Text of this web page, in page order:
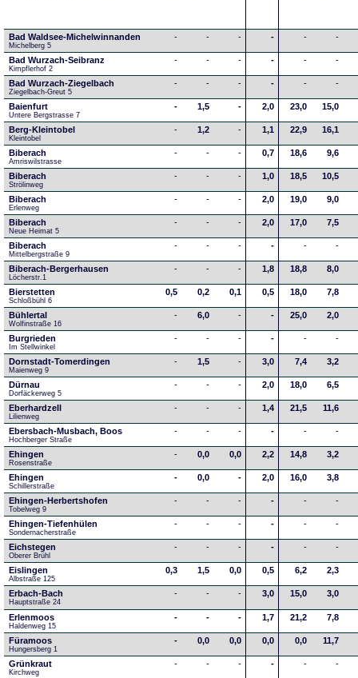
Bad Waldsee-Michelwinnanden
Michelberg 5
- - - - - -
Bad Wurzach-Seibranz
Kimpflerhof 2
- - - - - -
Bad Wurzach-Ziegelbach
Ziegelbach-Greut 5
- - - - - -
Baienfurt
Untere Bergstrasse 7
- 1,5 - 2,0 23,0 15,0
Berg-Kleintobel
Kleintobel
- 1,2 - 1,1 22,9 16,1
Biberach
Amriswilstrasse
- - - 0,7 18,6 9,6
Biberach
Strölinweg
- - - 1,0 18,5 10,5
Biberach
Erlenweg
- - - 2,0 19,0 9,0
Biberach
Neue Heimat 5
- - - 2,0 17,0 7,5
Biberach
Mittelbergstraße 9
- - - - - -
Biberach-Bergerhausen
Löcherstr.1
- - - 1,8 18,8 8,0
Bierstetten
Schloßbühl 6
0,5 0,2 0,1 0,5 18,0 7,8
Bühlertal
Wolfinstraße 16
- 6,0 - - 25,0 2,0
Burgrieden
Im Stellwinkel
- - - - - -
Dornstadt-Tomerdingen
Maienweg 9
- 1,5 - 3,0 7,4 3,2
Dürnau
Dorfäckerweg 5
- - - 2,0 18,0 6,5
Eberhardzell
Lilienweg
- - - 1,4 21,5 11,6
Ebersbach-Musbach, Boos
Hochberger Straße
- - - - - -
Ehingen
Rosenstraße
- 0,0 0,0 2,2 14,8 3,2
Ehingen
Schillerstraße
- 0,0 - 2,0 16,0 3,8
Ehingen-Herbertshofen
Tobelweg 9
- - - - - -
Ehingen-Tiefenhülen
Sondernacherstraße
- - - - - -
Eichstegen
Oberer Brühl
- - - - - -
Eislingen
Albstraße 125
0,3 1,5 0,0 0,5 6,2 2,3
Erbach-Bach
Hauptstraße 24
- - - 3,0 15,0 3,0
Erlenmoos
Haldenweg 15
- - - 1,7 21,2 7,8
Füramoos
Hungersberg 1
- 0,0 0,0 0,0 0,0 11,7
Grünkraut
Kirchweg
- - - - - -